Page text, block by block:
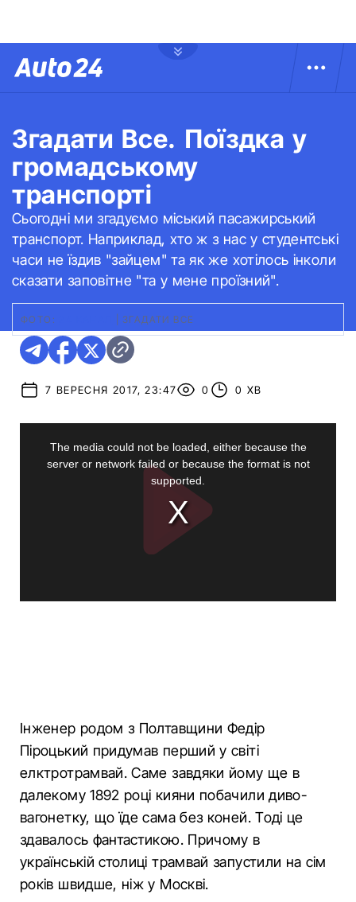
Згадати Все. Поїздка у
громадському
транспорті
Сьогодні ми згадуємо міський пасажирський
транспорт. Наприклад, хто ж з нас у студентські
часи не їздив "зайцем" та як же хотілось інколи
сказати заповітне "та у мене проїзний".
ФОТО: ЗГАДАТИ ВСЕ
7 ВЕРЕСНЯ 2017, 23:47 0 0 ХВ
Інженер родом з Полтавщини Федір
Піроцький придумав перший у світі
елктротрамвай. Саме завдяки йому ще в
далекому 1892 році кияни побачили диво-
вагонетку, що їде сама без коней. Тоді це
здавалось фантастикою. Причому в
українській столиці трамвай запустили на сім
років швидше, ніж у Москві.